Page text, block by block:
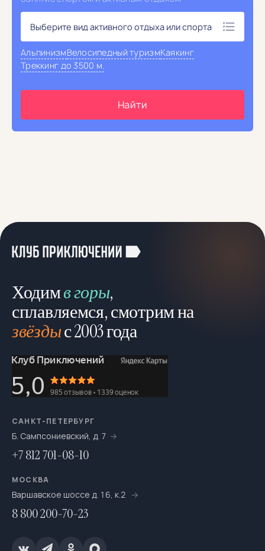
Ходимв горы,
сплавляемся, смотрим на
звёздыс 2003 года
САНКТ-ПЕТЕРБУРГ
Б. Сампсониевский, д. 7
+7 812 701-08-10
МОСКВА
Варшавское шоссе д. 16, к.2
8 800 200-70-23